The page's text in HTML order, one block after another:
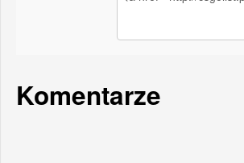
Komentarze